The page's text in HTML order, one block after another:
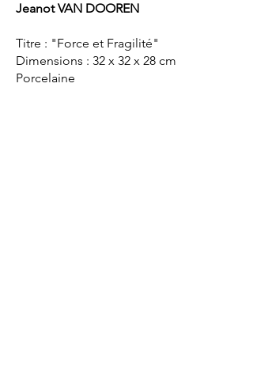
Jeanot VAN DOOREN
Titre : "Force et Fragilité"
Dimensions : 32 x 32 x 28 cm
Porcelaine